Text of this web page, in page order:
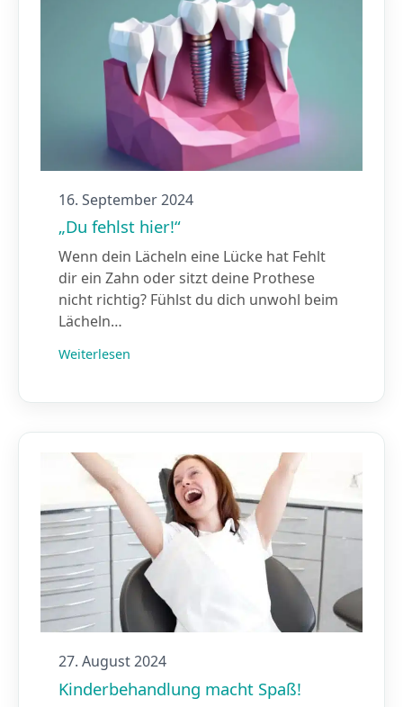
16. September 2024
„Du fehlst hier!“
Wenn dein Lächeln eine Lücke hat Fehlt
dir ein Zahn oder sitzt deine Prothese
nicht richtig? Fühlst du dich unwohl beim
Lächeln…
Weiterlesen
27. August 2024
Kinderbehandlung macht Spaß!